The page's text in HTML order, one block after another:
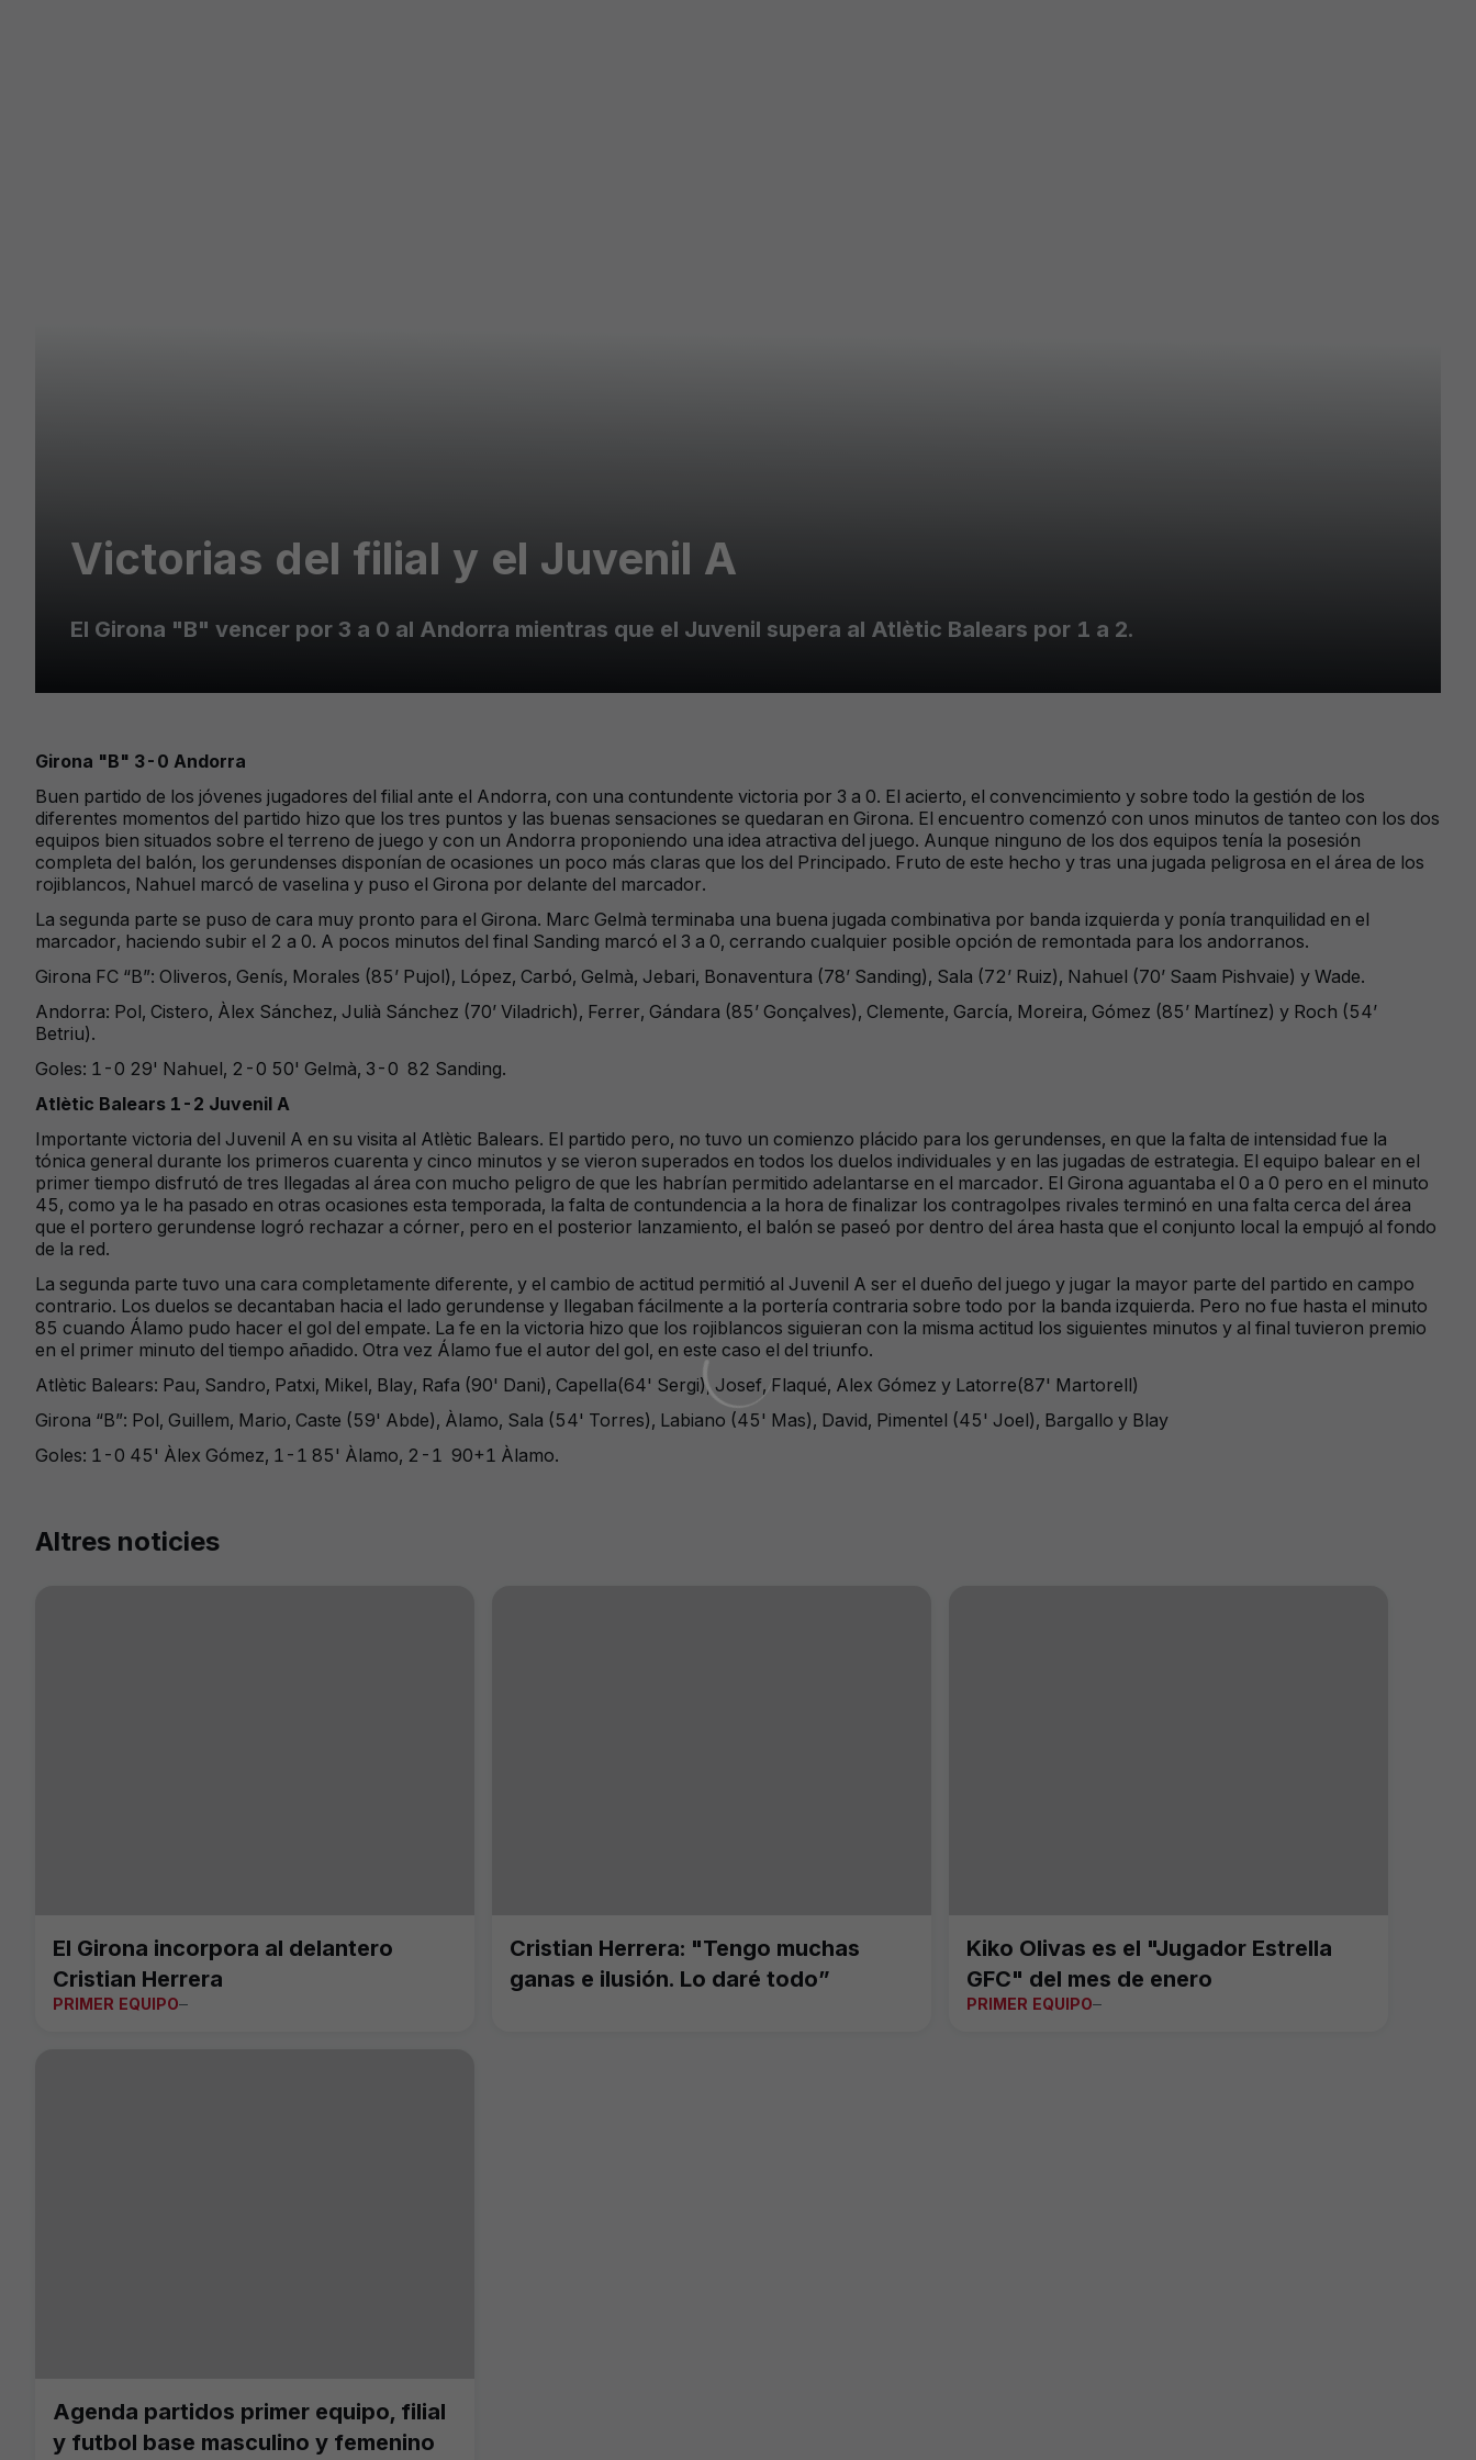
Victorias del filial y el Juvenil A
El Girona "B" vencer por 3 a 0 al Andorra mientras que el Juvenil supera al Atlètic Balears por 1 a 2.
Girona "B" 3-0 Andorra
Buen partido de los jóvenes jugadores del filial ante el Andorra, con una contundente victoria por 3 a 0. El acierto, el convencimiento y sobre todo la gestión de los
diferentes momentos del partido hizo que los tres puntos y las buenas sensaciones se quedaran en Girona. El encuentro comenzó con unos minutos de tanteo con los dos
equipos bien situados sobre el terreno de juego y con un Andorra proponiendo una idea atractiva del juego. Aunque ninguno de los dos equipos tenía la posesión
completa del balón, los gerundenses disponían de ocasiones un poco más claras que los del Principado. Fruto de este hecho y tras una jugada peligrosa en el área de los
rojiblancos, Nahuel marcó de vaselina y puso el Girona por delante del marcador.
La segunda parte se puso de cara muy pronto para el Girona. Marc Gelmà terminaba una buena jugada combinativa por banda izquierda y ponía tranquilidad en el
marcador, haciendo subir el 2 a 0. A pocos minutos del final Sanding marcó el 3 a 0, cerrando cualquier posible opción de remontada para los andorranos.
Girona FC “B”: Oliveros, Genís, Morales (85’ Pujol), López, Carbó, Gelmà, Jebari, Bonaventura (78’ Sanding), Sala (72’ Ruiz), Nahuel (70’ Saam Pishvaie) y Wade.
Andorra: Pol, Cistero, Àlex Sánchez, Julià Sánchez (70’ Viladrich), Ferrer, Gándara (85’ Gonçalves), Clemente, García, Moreira, Gómez (85’ Martínez) y Roch (54’
Betriu).
Goles: 1-0 29' Nahuel, 2-0 50' Gelmà, 3-0 82 Sanding.
Atlètic Balears 1-2 Juvenil A
Importante victoria del Juvenil A en su visita al Atlètic Balears. El partido pero, no tuvo un comienzo plácido para los gerundenses, en que la falta de intensidad fue la
tónica general durante los primeros cuarenta y cinco minutos y se vieron superados en todos los duelos individuales y en las jugadas de estrategia. El equipo balear en el
primer tiempo disfrutó de tres llegadas al área con mucho peligro de que les habrían permitido adelantarse en el marcador. El Girona aguantaba el 0 a 0 pero en el minuto
45, como ya le ha pasado en otras ocasiones esta temporada, la falta de contundencia a la hora de finalizar los contragolpes rivales terminó en una falta cerca del área
que el portero gerundense logró rechazar a córner, pero en el posterior lanzamiento, el balón se paseó por dentro del área hasta que el conjunto local la empujó al fondo
de la red.
La segunda parte tuvo una cara completamente diferente, y el cambio de actitud permitió al Juvenil A ser el dueño del juego y jugar la mayor parte del partido en campo
contrario. Los duelos se decantaban hacia el lado gerundense y llegaban fácilmente a la portería contraria sobre todo por la banda izquierda. Pero no fue hasta el minuto
85 cuando Álamo pudo hacer el gol del empate. La fe en la victoria hizo que los rojiblancos siguieran con la misma actitud los siguientes minutos y al final tuvieron premio
en el primer minuto del tiempo añadido. Otra vez Álamo fue el autor del gol, en este caso el del triunfo.
Atlètic Balears: Pau, Sandro, Patxi, Mikel, Blay, Rafa (90' Dani), Capella(64' Sergi), Josef, Flaqué, Alex Gómez y Latorre(87' Martorell)
Girona “B”: Pol, Guillem, Mario, Caste (59' Abde), Àlamo, Sala (54' Torres), Labiano (45' Mas), David, Pimentel (45' Joel), Bargallo y Blay
Goles: 1-0 45' Àlex Gómez, 1-1 85' Àlamo, 2-1 90+1 Àlamo.
Altres noticies
El Girona incorpora al delantero
Cristian Herrera
PRIMER EQUIPO
Cristian Herrera: "Tengo muchas
ganas e ilusión. Lo daré todo”
Kiko Olivas es el "Jugador Estrella
GFC" del mes de enero
PRIMER EQUIPO
Agenda partidos primer equipo, filial
y futbol base masculino y femenino